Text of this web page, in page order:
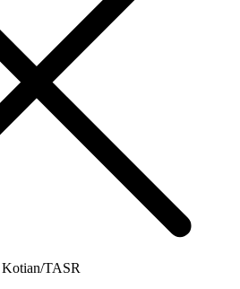
Kotian/TASR